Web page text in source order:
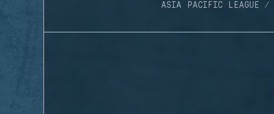
ASIA PACIFIC LEAGUE